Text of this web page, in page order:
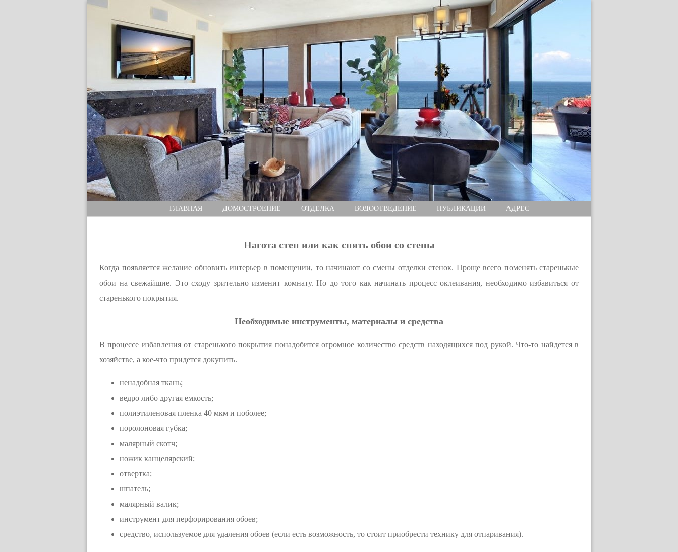
ГЛАВНАЯ ДОМОСТРОЕНИЕ ОТДЕЛКА ВОДООТВЕДЕНИЕ ПУБЛИКАЦИИ АДРЕС
Нагота стен или как снять обои со стены
Когда появляется желание обновить интерьер в помещении, то начинают со смены отделки стенок. Проще всего поменять старенькые
обои на свежайшие. Это сходу зрительно изменит комнату. Но до того как начинать процесс оклеивания, необходимо избавиться от
старенького покрытия.
Необходимые инструменты, материалы и средства
В процессе избавления от старенького покрытия понадобится огромное количество средств находящихся под рукой. Что-то найдется в
хозяйстве, а кое-что придется докупить.
ненадобная ткань;
ведро либо другая емкость;
полиэтиленовая пленка 40 мкм и поболее;
поролоновая губка;
малярный скотч;
ножик канцелярский;
отвертка;
шпатель;
малярный валик;
инструмент для перфорирования обоев;
средство, используемое для удаления обоев (если есть возможность, то стоит приобрести технику для отпаривания).